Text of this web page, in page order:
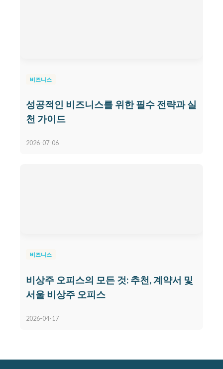
비즈니스
성공적인 비즈니스를 위한 필수 전략과 실
천 가이드
2026-07-06
비즈니스
비상주 오피스의 모든 것: 추천, 계약서 및
서울 비상주 오피스
2026-04-17